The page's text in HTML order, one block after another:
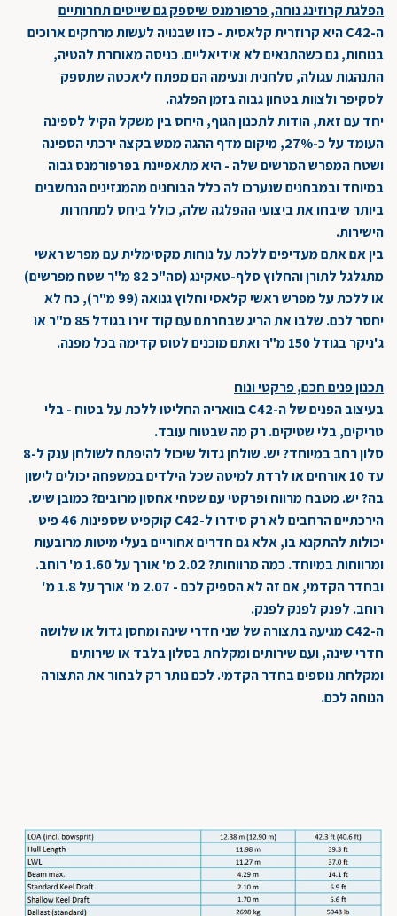
הפלגת קרוזינג נוחה, פרפורמנס שיספק גם שייטים תחרותיים
ה-C42 היא קרוזרית קלאסית - כזו שבנויה לעשות מרחקים ארוכים
בנוחות, גם כשהתנאים לא אידיאליים. כניסה מאוחרת להטיה,
התנהגות עגולה, סלחנית ונעימה הם מפתח ליאכטה שתספק
לסקיפר ולצוות בטחון גבוה בזמן הפלגה.
יחד עם זאת, הודות לתכנון הגוף, היחס בין משקל הקיל לספינה
העומד על כ-27%, מיקום מדף ההגה ממש בקצה ירכתי הספינה
ושטח המפרש המרשים שלה - היא מתאפיינת בפרפורמנס גבוה
במיוחד ובמבחנים שנערכו לה כלל הבוחנים מהמגזינים הנחשבים
ביותר שיבחו את ביצועי ההפלגה שלה, כולל ביחס למתחרות
הישירות.
בין אם אתם מעדיפים ללכת על נוחות מקסימלית עם מפרש ראשי
מתגלגל לתורן והחלוץ סלף-טאקינג (סה"כ 82 מ"ר שטח מפרשים)
או ללכת על מפרש ראשי קלאסי וחלוץ גנואה (99 מ"ר), כח לא
יחסר לכם. שלבו את הריג שבחרתם עם קוד זירו בגודל 85 מ"ר או
ג'ניקר בגודל 150 מ"ר ואתם מוכנים לטוס קדימה בכל מפנה.
תכנון פנים חכם, פרקטי ונוח
בעיצוב הפנים של ה-C42 בוואריה החליטו ללכת על בטוח - בלי
טריקים, בלי שטיקים. רק מה שבטוח עובד.
סלון רחב במיוחד? יש. שולחן גדול שיכול להיפתח לשולחן ענק ל-8
עד 10 אורחים או לרדת למיטה שכל הילדים במשפחה יכולים לישון
בה? יש. מטבח מרווח ופרקטי עם שטחי אחסון מרובים? כמובן שיש.
הירכתיים הרחבים לא רק סידרו ל-C42 קוקפיט שספינות 46 פיט
יכולות להתקנא בו, אלא גם חדרים אחוריים בעלי מיטות מרובעות
ומרווחות במיוחד. כמה מרווחות? 2.02 מ' אורך על 1.60 מ' רוחב.
ובחדר הקדמי, אם זה לא הספיק לכם - 2.07 מ' אורך על 1.8 מ'
רוחב. לפנק לפנק לפנק.
ה-C42 מגיעה בתצורה של שני חדרי שינה ומחסן גדול או שלושה
חדרי שינה, ועם שירותים ומקלחת בסלון בלבד או שירותים
ומקלחת נוספים בחדר הקדמי. לכם נותר רק לבחור את התצורה
הנוחה לכם.